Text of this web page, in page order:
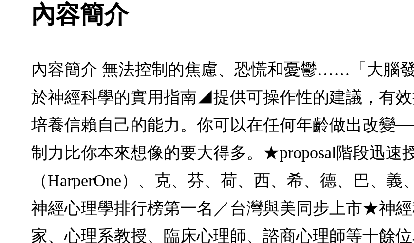
內容簡介
內容簡介 無法控制的焦慮、恐慌和憂鬱……「大腦
於神經科學的實用指南◢提供可操作性的建議，有
培養信賴自己的能力。你可以在任何年齡做出改變
制力比你本來想像的要大得多。★proposal階段迅速
（HarperOne）、克、芬、荷、西、希、德、巴、
神經心理學排行榜第一名／台灣與美同步上市★神
家、心理系教授、臨床心理師、諮商心理師等十餘